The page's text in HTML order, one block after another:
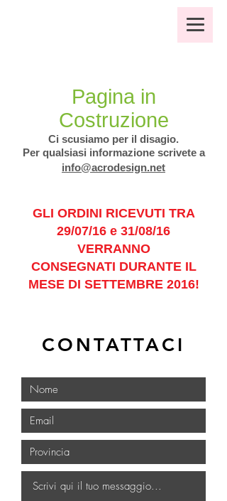
Pagina in
Costruzione
Ci scusiamo per il disagio.
Per qualsiasi informazione scrivete a
info@acrodesign.net
GLI ORDINI RICEVUTI TRA
29/07/16 e 31/08/16
VERRANNO
CONSEGNATI DURANTE IL
MESE DI SETTEMBRE 2016!
CONTATTACI